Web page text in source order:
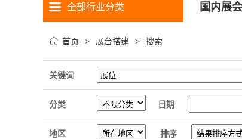
全部行业分类 国内展会
首页 > 展台搭建 > 搜索
关键词
分类 日期
地区 排序